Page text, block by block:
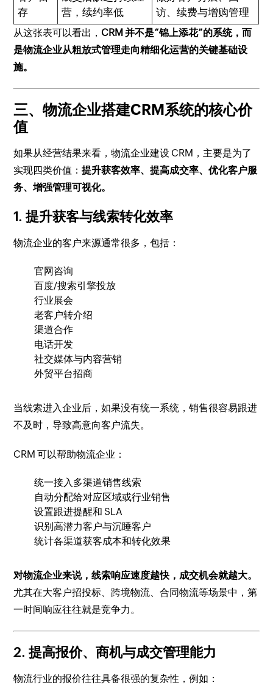
存
营，续约率低
访、续费与增购管理
从这张表可以看出， CRM 并不是“锦上添花”的系统，而
是物流企业从粗放式管理走向精细化运营的关键基础设
施。
三、物流企业搭建CRM系统的核心价
值
如果从经营结果来看，物流企业建设 CRM，主要是为了
实现四类价值：提升获客效率、提高成交率、优化客户服
务、增强管理可视化。
1. 提升获客与线索转化效率
物流企业的客户来源通常很多，包括：
官网咨询
百度/搜索引擎投放
行业展会
老客户转介绍
渠道合作
电话开发
社交媒体与内容营销
外贸平台招商
当线索进入企业后，如果没有统一系统，销售很容易跟进
不及时，导致高意向客户流失。
CRM 可以帮助物流企业：
统一接入多渠道销售线索
自动分配给对应区域或行业销售
设置跟进提醒和 SLA
识别高潜力客户与沉睡客户
统计各渠道获客成本和转化效果
对物流企业来说，线索响应速度越快，成交机会就越大。
尤其在大客户招投标、跨境物流、合同物流等场景中，第
一时间响应往往就是竞争力。
2. 提高报价、商机与成交管理能力
物流行业的报价往往具备很强的复杂性，例如：